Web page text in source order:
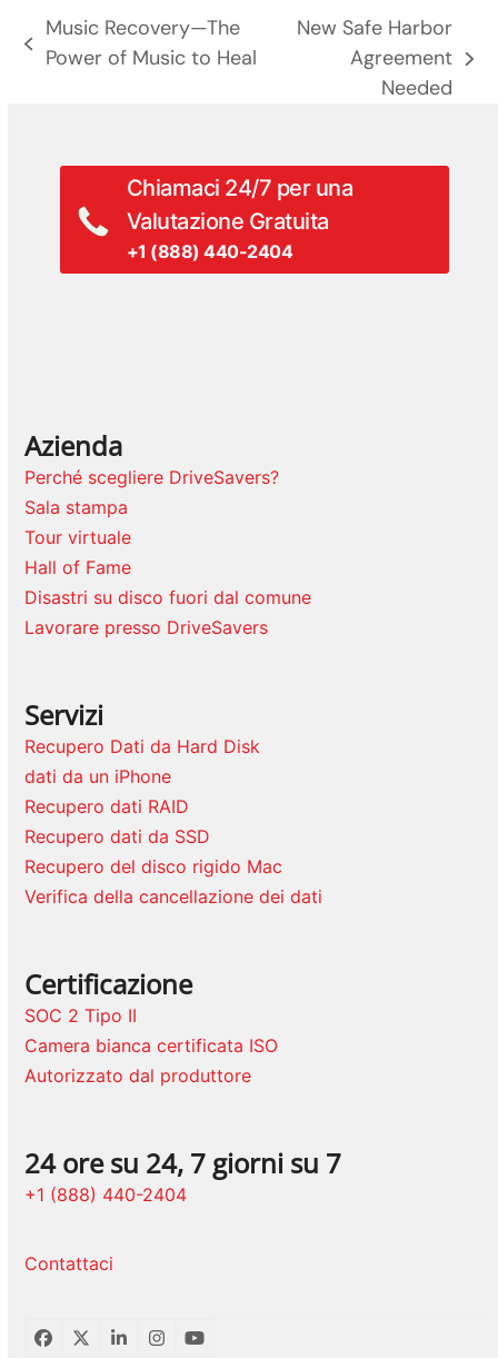
post
Music Recovery—The
Power of Music to Heal
successivo:
New Safe Harbor
Agreement
Needed
Chiamaci 24/7 per una
Valutazione Gratuita
+1 (888) 440-2404
Azienda
Perché scegliere DriveSavers?
Sala stampa
Tour virtuale
Hall of Fame
Disastri su disco fuori dal comune
Lavorare presso DriveSavers
Servizi
Recupero Dati da Hard Disk
dati da un iPhone
Recupero dati RAID
Recupero dati da SSD
Recupero del disco rigido Mac
Verifica della cancellazione dei dati
Certificazione
SOC 2 Tipo II
Camera bianca certificata ISO
Autorizzato dal produttore
24 ore su 24, 7 giorni su 7
+1 (888) 440-2404
Contattaci
Facebook
TwitterLinkedInInstagram
YouTube